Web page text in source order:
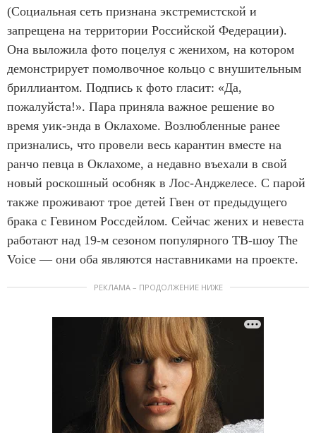
(Социальная сеть признана экстремистской и
запрещена на территории Российской Федерации).
Она выложила фото поцелуя с женихом, на котором
демонстрирует помолвочное кольцо с внушительным
бриллиантом. Подпись к фото гласит: «Да,
пожалуйста!». Пара приняла важное решение во
время уик-энда в Оклахоме. Возлюбленные ранее
признались, что провели весь карантин вместе на
ранчо певца в Оклахоме, а недавно въехали в свой
новый роскошный особняк в Лос-Анджелесе. С парой
также проживают трое детей Гвен от предыдущего
брака с Гевином Россдейлом. Сейчас жених и невеста
работают над 19-м сезоном популярного ТВ-шоу The
Voice — они оба являются наставниками на проекте.
РЕКЛАМА – ПРОДОЛЖЕНИЕ НИЖЕ